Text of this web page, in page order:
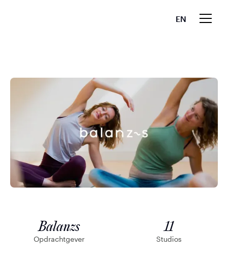
EN
Balanzs
Opdrachtgever
11
Studios